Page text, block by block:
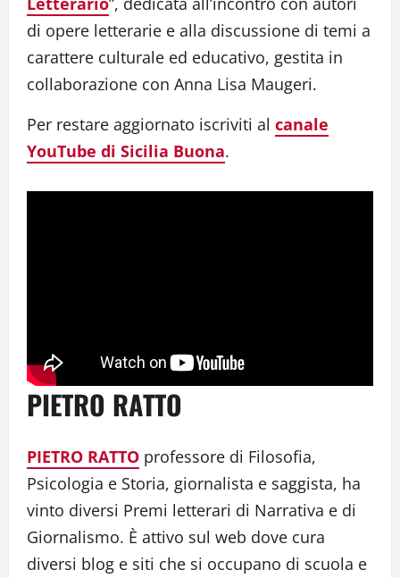
di opere letterarie e alla discussione di temi a
carattere culturale ed educativo, gestita in
collaborazione con Anna Lisa Maugeri.
Per restare aggiornato iscriviti al canale
YouTube di Sicilia Buona.
PIETRO RATTO
PIETRO RATTO professore di Filosofia,
Psicologia e Storia, giornalista e saggista, ha
vinto diversi Premi letterari di Narrativa e di
Giornalismo. È attivo sul web dove cura
diversi blog e siti che si occupano di scuola e